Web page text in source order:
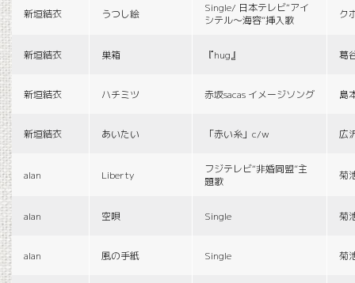
新垣結衣 うつし絵
Single/ 日本テレビ“アイ
シテル〜海容”挿入歌
ク
新垣結衣 巣箱 『hug』 葛
新垣結衣 ハチミツ 赤坂sacas イメージソング 島
新垣結衣 あいたい 「赤い糸」c/w 広
alan Liberty
フジテレビ“非婚同盟”主
題歌
菊
alan 空唄 Single 菊
alan 風の手紙 Single 菊